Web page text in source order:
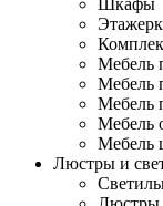
Шкафы
Мебель
Мебель
Мебель
Мебель
Мебель
Люстры и